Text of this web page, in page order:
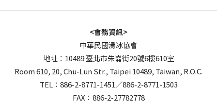
<會務資訊>
中華民國滑冰協會
地址：10489 臺北市朱崙街20號6樓610室
Room 610, 20, Chu-Lun Str., Taipei 10489, Taiwan, R.O.C.
TEL：886-2-8771-1451／886-2-8771-1503
FAX：886-2-27782778